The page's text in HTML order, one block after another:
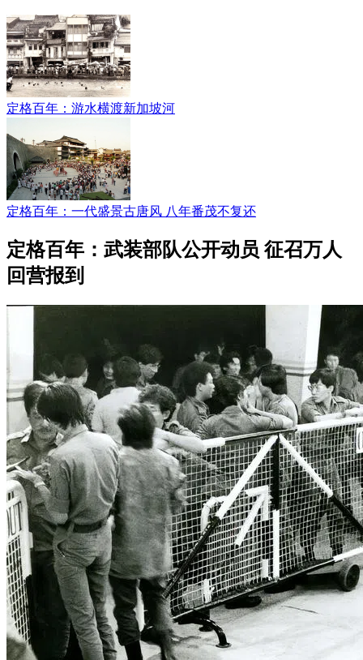
定格百年：游水横渡新加坡河
定格百年：一代盛景古唐风 八年番茂不复还
定格百年：武装部队公开动员 征召万人
回营报到